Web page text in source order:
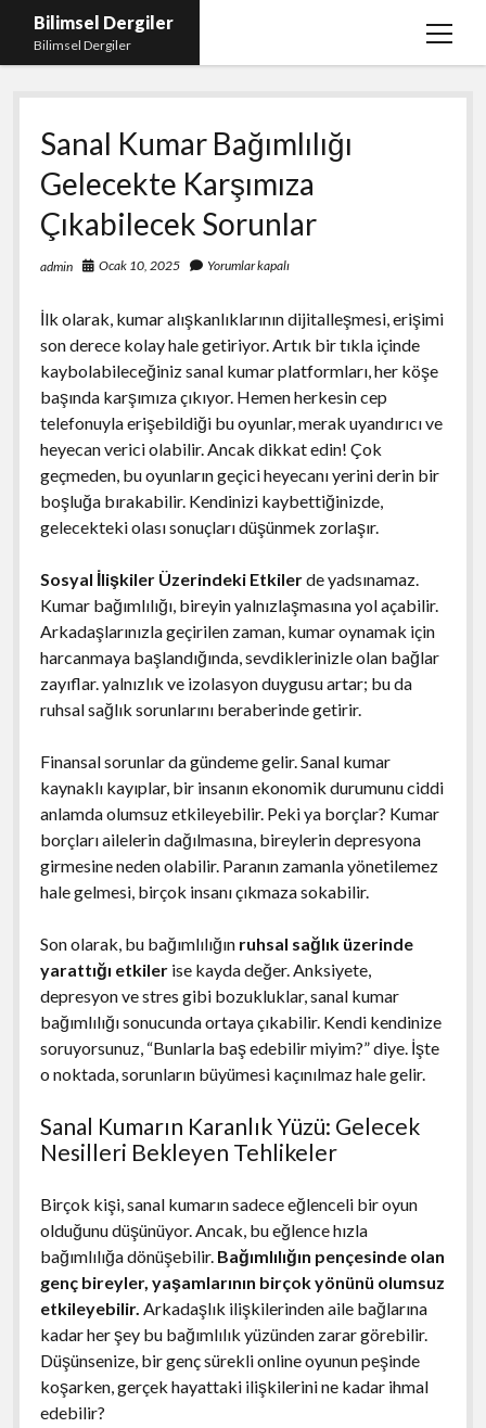
Bilimsel Dergiler
Bilimsel Dergiler
menüyü
Liste
Sayfa Listesi
Spotify Takipçi Çoğaltma
Tiktok Izlenme Arttırma Ücretsiz
Sanal Kumar Bağımlılığı
Gelecekte Karşımıza
Çıkabilecek Sorunlar
admin Ocak 10, 2025 Yorumlar kapalı
İlk olarak, kumar alışkanlıklarının dijitalleşmesi, erişimi
son derece kolay hale getiriyor. Artık bir tıkla içinde
kaybolabileceğiniz sanal kumar platformları, her köşe
başında karşımıza çıkıyor. Hemen herkesin cep
telefonuyla erişebildiği bu oyunlar, merak uyandırıcı ve
heyecan verici olabilir. Ancak dikkat edin! Çok
geçmeden, bu oyunların geçici heyecanı yerini derin bir
boşluğa bırakabilir. Kendinizi kaybettiğinizde,
gelecekteki olası sonuçları düşünmek zorlaşır.
Sosyal İlişkiler Üzerindeki Etkilerde yadsınamaz.
Kumar bağımlılığı, bireyin yalnızlaşmasına yol açabilir.
Arkadaşlarınızla geçirilen zaman, kumar oynamak için
harcanmaya başlandığında, sevdiklerinizle olan bağlar
zayıflar. yalnızlık ve izolasyon duygusu artar; bu da
ruhsal sağlık sorunlarını beraberinde getirir.
Finansal sorunlar da gündeme gelir. Sanal kumar
kaynaklı kayıplar, bir insanın ekonomik durumunu ciddi
anlamda olumsuz etkileyebilir. Peki ya borçlar? Kumar
borçları ailelerin dağılmasına, bireylerin depresyona
girmesine neden olabilir. Paranın zamanla yönetilemez
hale gelmesi, birçok insanı çıkmaza sokabilir.
Son olarak, bu bağımlılığın ruhsal sağlık üzerinde
yarattığı etkilerise kayda değer. Anksiyete,
depresyon ve stres gibi bozukluklar, sanal kumar
bağımlılığı sonucunda ortaya çıkabilir. Kendi kendinize
soruyorsunuz, “Bunlarla baş edebilir miyim?” diye. İşte
o noktada, sorunların büyümesi kaçınılmaz hale gelir.
Sanal Kumarın Karanlık Yüzü: Gelecek
Nesilleri Bekleyen Tehlikeler
Birçok kişi, sanal kumarın sadece eğlenceli bir oyun
olduğunu düşünüyor. Ancak, bu eğlence hızla
bağımlılığa dönüşebilir. Bağımlılığın pençesinde olan
genç bireyler, yaşamlarının birçok yönünü olumsuz
etkileyebilir. Arkadaşlık ilişkilerinden aile bağlarına
kadar her şey bu bağımlılık yüzünden zarar görebilir.
Düşünsenize, bir genç sürekli online oyunun peşinde
koşarken, gerçek hayattaki ilişkilerini ne kadar ihmal
edebilir?